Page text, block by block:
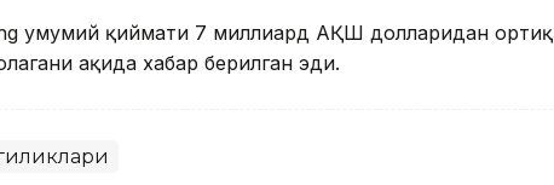
умумий қиймати 7 миллиард АҚШ долларидан ортиқ
ҳақида хабар берилган эди.